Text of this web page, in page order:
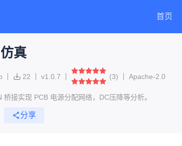
首页
真
22 v1.0.7 (3) Apache-2.0
桥接实现 PCB 电源分配网络，DC压降等分析。
分享